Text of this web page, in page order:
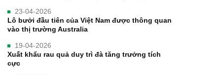
23-04-2026
Lô bưởi đầu tiên của Việt Nam được thông quan
vào thị trường Australia
19-04-2026
Xuất khẩu rau quả duy trì đà tăng trưởng tích
cực